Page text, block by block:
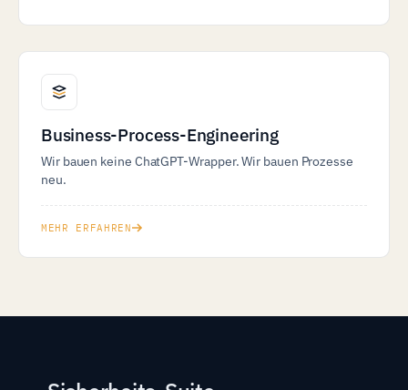
Business-Process-Engineering
Wir bauen keine ChatGPT-Wrapper. Wir bauen Prozesse
neu.
MEHR ERFAHREN